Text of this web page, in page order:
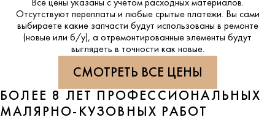
Все цены указаны с учетом расходных материалов.
Отсутствуют переплаты и любые срытые платежи. Вы сами
выбираете какие запчасти будут использованы в ремонте
(новые или б/у), а отремонтированные элементы будут
выглядеть в точности как новые.
СМОТРЕТЬ ВСЕ ЦЕНЫ
БОЛЕЕ 8 ЛЕТ ПРОФЕССИОНАЛЬНЫХ
МАЛЯРНО-КУЗОВНЫХ РАБОТ